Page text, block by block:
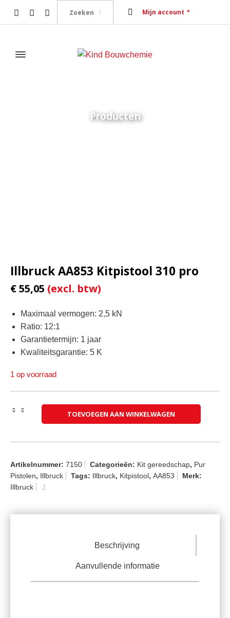
Mijn account
Producten
Illbruck AA853 Kitpistool 310 pro
€55,05
Maximaal vermogen: 2,5 kN
Ratio: 12:1
Garantietermijn: 1 jaar
Kwaliteitsgarantie: 5 K
1 op voorraad
Illbruck AA853 Kitpistool 310 pro aantal
TOEVOEGEN AAN WINKELWAGEN
Artikelnummer: 7150 Categorieën: Kit gereedschap, Pur
Pistolen, Illbruck Tags: Illbruck, Kitpistool, AA853
Merk:
Illbruck
Beschrijving
Aanvullende informatie